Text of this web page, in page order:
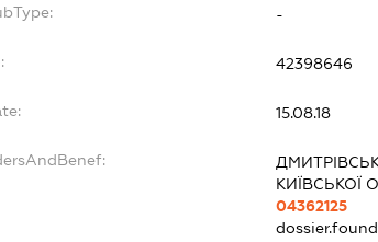
-
42398646
15.08.18
КИЇВСЬКОЇ
04362125